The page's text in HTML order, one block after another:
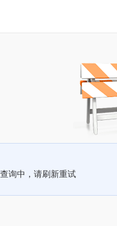
询中，请刷新重试